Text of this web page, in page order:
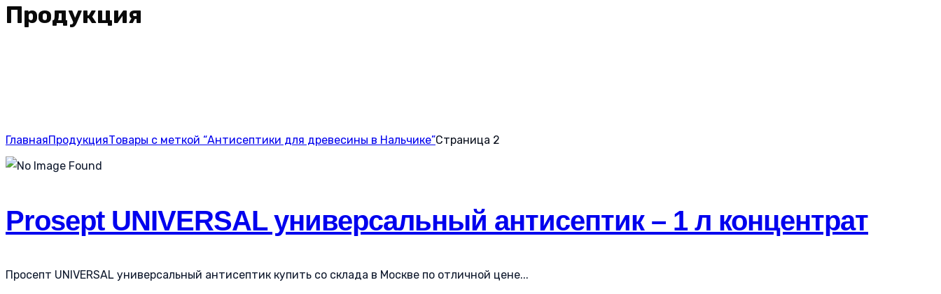
Продукция
ГлавнаяПродукцияТовары с меткой “Антисептики для древесины в Нальчике”Страница 2
Prosept UNIVERSAL универсальный антисептик – 1 л концентрат
Просепт UNIVERSAL универсальный антисептик купить со склада в Москве по отличной цене...